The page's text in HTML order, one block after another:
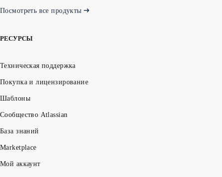
Посмотреть все продукты
РЕСУРСЫ
Техническая поддержка
Покупка и лицензирование
Шаблоны
Сообщество Atlassian
База знаний
Marketplace
Мой аккаунт